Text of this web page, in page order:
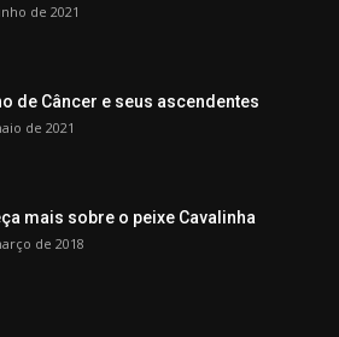
de 2021
de Câncer e seus ascendentes
de 2021
mais sobre o peixe Cavalinha
de 2018